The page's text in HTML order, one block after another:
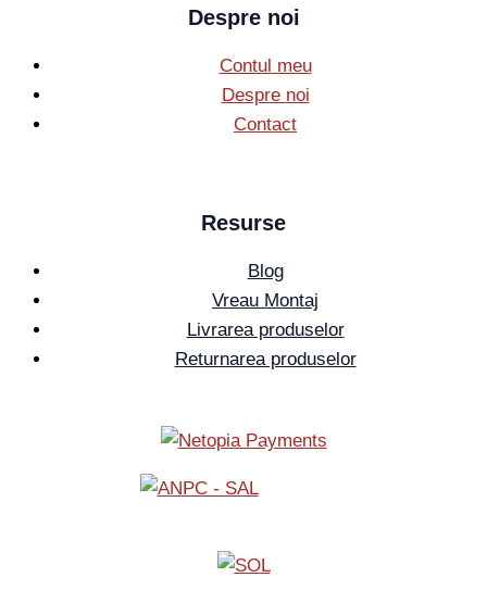
Despre noi
Contul meu
Despre noi
Contact
Resurse
Blog
Vreau Montaj
Livrarea produselor
Returnarea produselor